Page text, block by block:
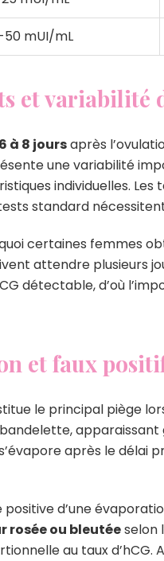
mUI/mL
et variabilité
6 à 8 joursaprès
une variabilité
individuelles.
standard
certaines femmes
attendre plusieurs
détectable, d’où
et faux
le principal piège
bandelette,
après le
positive d’une
rosée ou bleutéeselon
au taux d’hCG.